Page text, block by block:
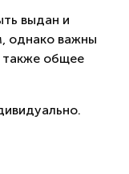
выдан и
однако важны
также общее